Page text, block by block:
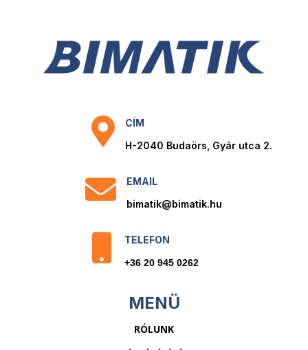

CÍM
H-2040 Budaörs, Gyár utca 2.

EMAIL
bimatik@bimatik.hu
TELEFON
+36 20 945 0262
MENÜ
RÓLUNK